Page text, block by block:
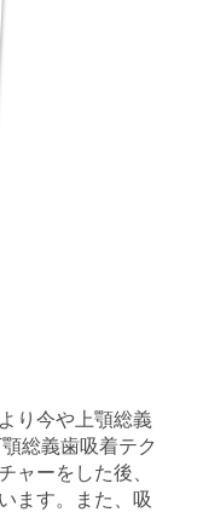
り今や上顎総義
総義歯吸着テク
ーをした後、
ます。また、吸